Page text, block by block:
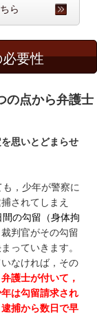
ら
要性
の点から弁護士
思いとどまらせ
，少年が警察に
されてしまえ
の勾留（身体拘
判官がその勾留
っていきます。
なければ，その
弁護士が付いて，
は勾留請求され
捕から数日で早